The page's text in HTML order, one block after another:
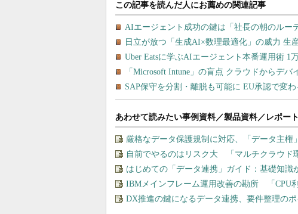
あわせて読みたい事例資料／製品資料／レポート
厳格なデータ保護規制に対応、「データ主権
自前でやるのはリスク大 「マルチクラウド
はじめての「データ連携」ガイド：基礎知
IBMメインフレーム運用改善の勘所 「CPU
DX推進の鍵になるデータ連携、要件整理の